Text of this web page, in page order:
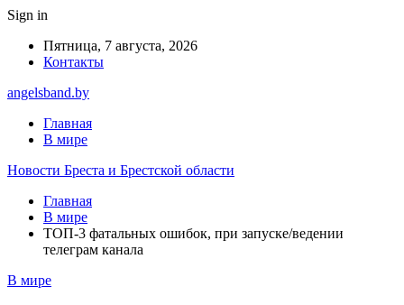
Sign in
Пятница, 7 августа, 2026
Контакты
angelsband.by
Главная
В мире
Новости Бреста и Брестской области
Главная
В мире
ТОП-3 фатальных ошибок, при запуске/ведении
телеграм канала
В мире